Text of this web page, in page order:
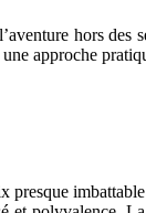
hors des
approche